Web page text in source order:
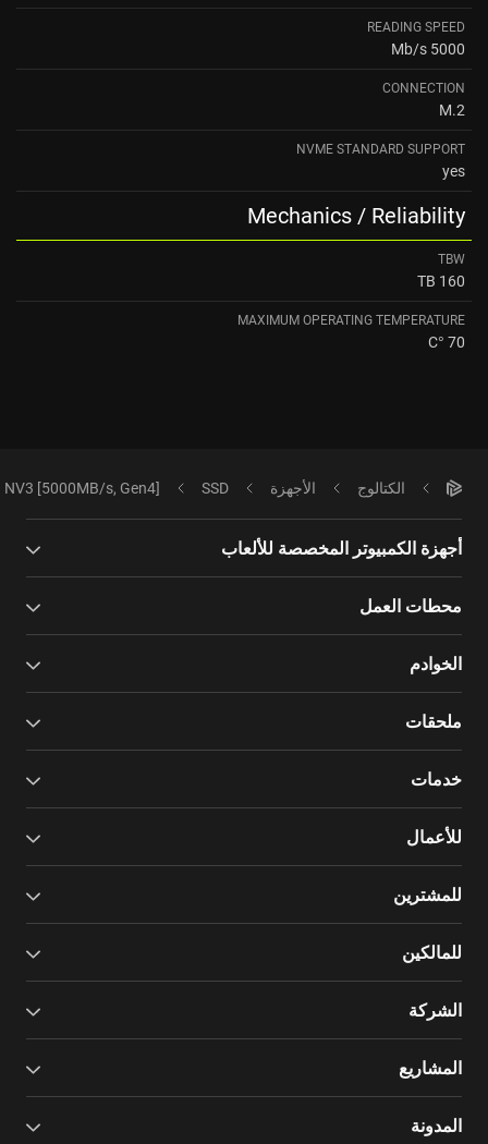
READING SPEED ​
5000 Mb/s
CONNECTION
M.2
NVME STANDARD SUPPORT
yes
Mechanics / Reliability
TBW
160 TB
MAXIMUM OPERATING TEMPERATURE
70 °C
الكتالوج الأجهزة SSD
[5000MB/s, Gen4]
أجهزة الكمبيوتر المخصصة للألعاب
محطات العمل
الخوادم
ملحقات
خدمات
للأعمال
للمشترين
للمالكين
الشركة
المشاريع
المدونة